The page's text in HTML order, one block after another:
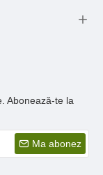
Abonează-te la
Ma abonez